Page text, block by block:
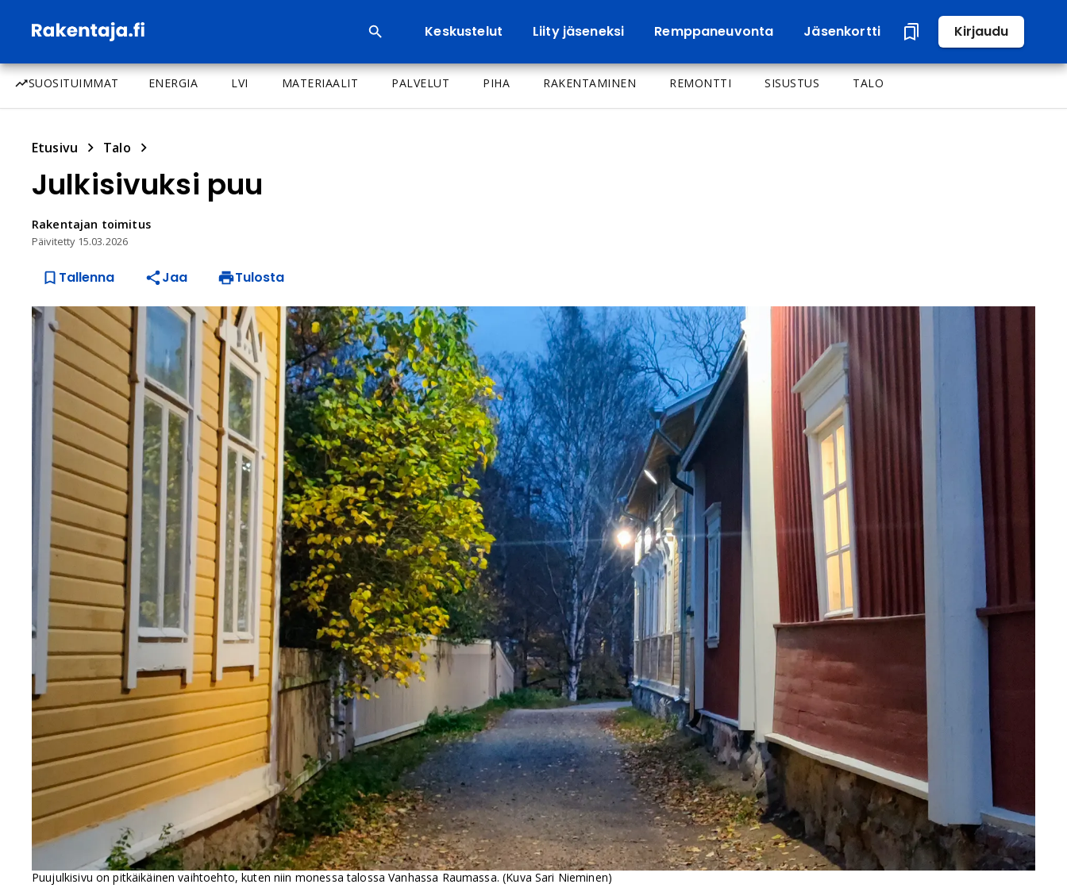
Keskustelut Liity jäseneksi Remppaneuvonta Jäsenkortti Kirjaudu
SUOSITUIMMAT ENERGIA LVI MATERIAALIT PALVELUT PIHA RAKENTAMINEN REMONTTI SISUSTUS TALO
Etusivu Talo
Julkisivuksi puu
Rakentajan toimitus
Päivitetty 15.03.2026
Tallenna Jaa Tulosta
Puujulkisivu on pitkäikäinen vaihtoehto, kuten niin monessa talossa Vanhassa Raumassa. (Kuva Sari Nieminen)